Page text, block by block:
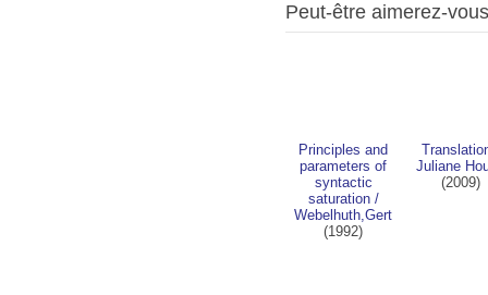
Peut-être aimerez-vous
Principles and
parameters of
syntactic
saturation/
Webelhuth,Gert
(1992)
Juliane
(2009)